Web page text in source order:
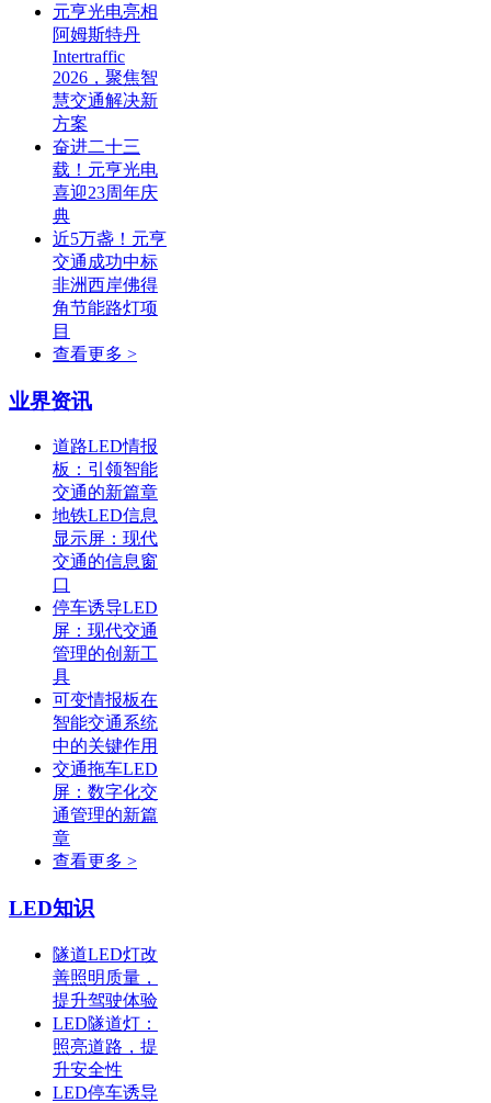
元亨光电亮相
阿姆斯特丹
Intertraffic
2026，聚焦智
慧交通解决新
方案
奋进二十三
载！元亨光电
喜迎23周年庆
典
近5万盏！元亨
交通成功中标
非洲西岸佛得
角节能路灯项
目
查看更多 >
业界资讯
道路LED情报
板：引领智能
交通的新篇章
地铁LED信息
显示屏：现代
交通的信息窗
口
停车诱导LED
屏：现代交通
管理的创新工
具
可变情报板在
智能交通系统
中的关键作用
交通拖车LED
屏：数字化交
通管理的新篇
章
查看更多 >
LED知识
隧道LED灯改
善照明质量，
提升驾驶体验
LED隧道灯：
照亮道路，提
升安全性
LED停车诱导